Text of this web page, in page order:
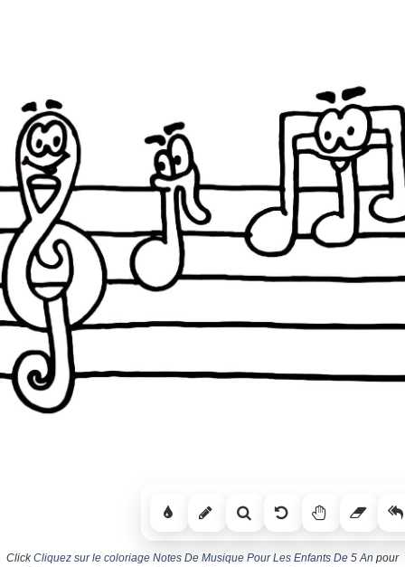
ClickCliquez sur le coloriage Notes De Musique Pour Les Enfants De 5 An pour